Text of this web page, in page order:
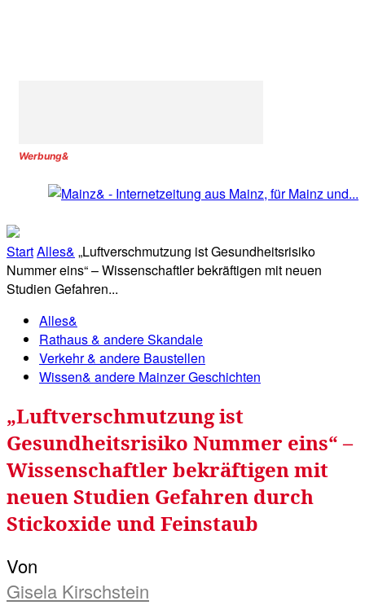
Werbung&
StartAlles& „Luftverschmutzung ist Gesundheitsrisiko
Nummer eins“ – Wissenschaftler bekräftigen mit neuen
Studien Gefahren...
Alles&
Rathaus & andere Skandale
Verkehr & andere Baustellen
Wissen& andere Mainzer Geschichten
„Luftverschmutzung ist
Gesundheitsrisiko Nummer eins“ –
Wissenschaftler bekräftigen mit
neuen Studien Gefahren durch
Stickoxide und Feinstaub
Von
Gisela Kirschstein